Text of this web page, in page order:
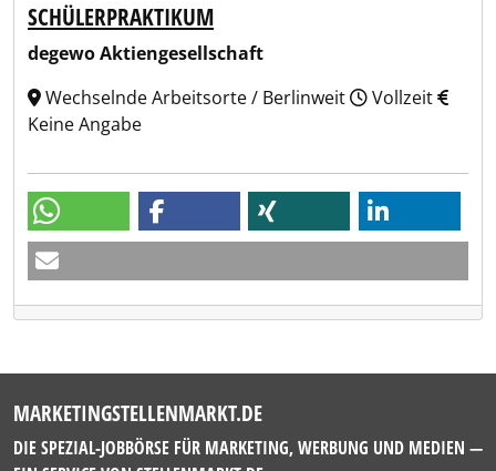
SCHÜLERPRAKTIKUM
degewo Aktiengesellschaft
Wechselnde Arbeitsorte / Berlinweit
Vollzeit
Keine Angabe
MARKETINGSTELLENMARKT.DE
DIE SPEZIAL-JOBBÖRSE FÜR MARKETING, WERBUNG UND MEDIEN —